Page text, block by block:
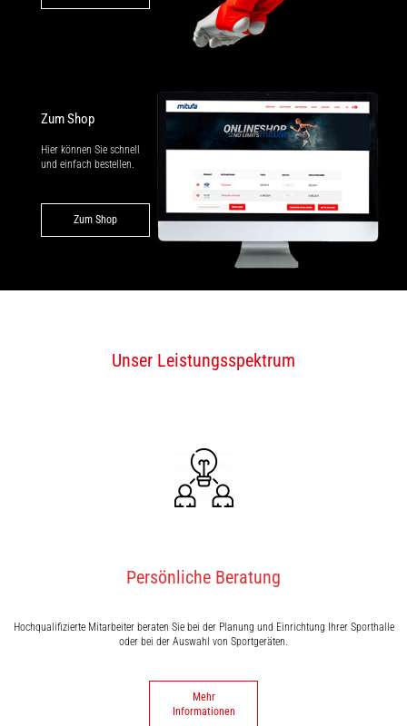
Zum Shop
Hier können Sie schnell
und einfach bestellen.
Zum Shop
Unser Leistungsspektrum
Persönliche Beratung
Hochqualifizierte Mitarbeiter beraten Sie bei der Planung und Einrichtung Ihrer Sporthalle
oder bei der Auswahl von Sportgeräten.
Mehr
Informationen